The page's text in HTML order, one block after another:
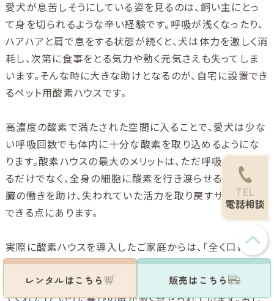
愛犬が息苦しそうにしている姿を見るのは、飼い主にとっ
て身を切られるような辛い経験です。呼吸が浅くなったり、
ハアハアと肩で息をする状態が続くと、犬は体力を激しく消
耗し、次第に食事をとる気力や動く元気さえも失ってしま
います。そんな時に大きな助けとなるのが、自宅に設置でき
るペット用酸素ハウスです。
高濃度の酸素で満たされた空間に入ることで、愛犬は少な
い呼吸回数でも体内に十分な酸素を取り込めるようにな
ります。酸素ハウスの最大のメリットは、ただ呼吸を楽にす
るだけでなく、全身の細胞に酸素を行き渡らせることで内
臓の働きを助け、失われていた活力を取り戻すサポートが
できる点にあります。
実際に酸素ハウスを導入したご家庭からは、「全く口にしよ
うとしなかったご飯を自分から食べるようになった」「ぐった
りして寝たきりだったのに、自力で立ち上がって尻尾を振っ
てくれた」といった喜びの声が多く寄せられています。苦し
TEL
電話相談
レンタルはこちら 販売はこちら